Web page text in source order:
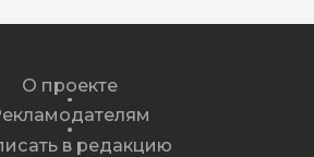
О проекте
в редакцию